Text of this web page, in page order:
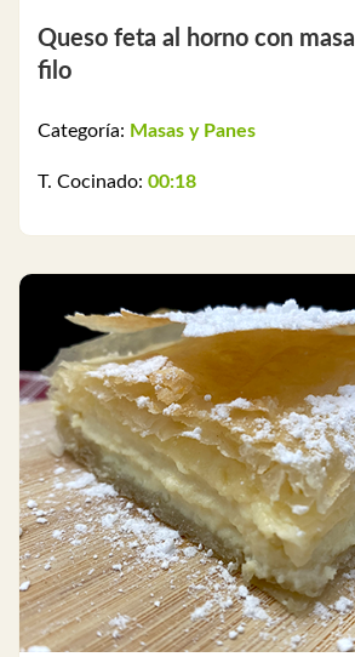
Queso feta al horno con masa
filo
Categoría: Masas y Panes
T. Cocinado: 00:18